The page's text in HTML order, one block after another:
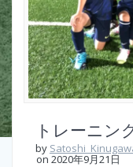
トレーニン
by
on 2020年9月21日